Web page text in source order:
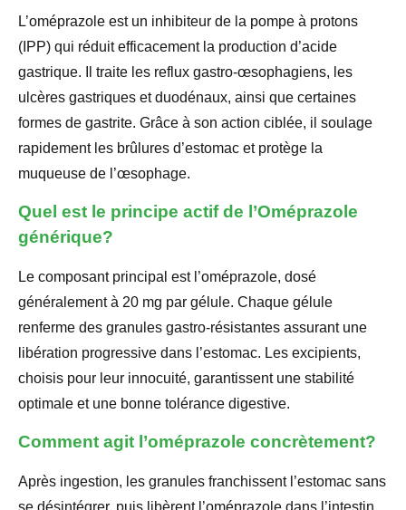
L’oméprazole est un inhibiteur de la pompe à protons
(IPP) qui réduit efficacement la production d’acide
gastrique. Il traite les reflux gastro-œsophagiens, les
ulcères gastriques et duodénaux, ainsi que certaines
formes de gastrite. Grâce à son action ciblée, il soulage
rapidement les brûlures d’estomac et protège la
muqueuse de l’œsophage.
Quel est le principe actif de l’Oméprazole
générique?
Le composant principal est l’oméprazole, dosé
généralement à 20 mg par gélule. Chaque gélule
renferme des granules gastro-résistantes assurant une
libération progressive dans l’estomac. Les excipients,
choisis pour leur innocuité, garantissent une stabilité
optimale et une bonne tolérance digestive.
Comment agit l’oméprazole concrètement?
Après ingestion, les granules franchissent l’estomac sans